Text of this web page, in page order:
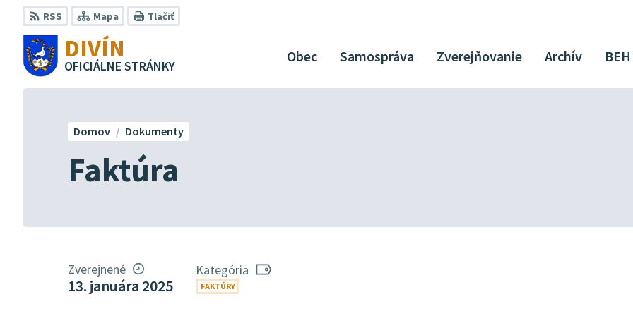
Preskočiť
na
obsah
RSS Mapa Tlačiť
DIVÍN
OFICIÁLNE STRÁNKY
Obec Samospráva Zverejňovanie Archív BEH
Faktúra
Domov Dokumenty
Zverejnené
13. januára 2025
Kategória
FAKTÚRY